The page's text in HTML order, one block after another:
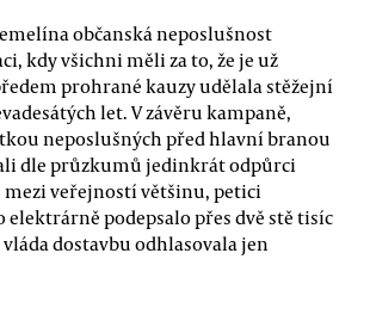
občanská neposlušnost
kdy všichni měli za to, že je už
prohrané kauzy udělala stěžejní
let. V závěru kampaně,
neposlušných před hlavní branou
dle průzkumů jedinkrát odpůrci
veřejností většinu, petici
elektrárně podepsalo přes dvě stě tisíc
dostavbu odhlasovala jen